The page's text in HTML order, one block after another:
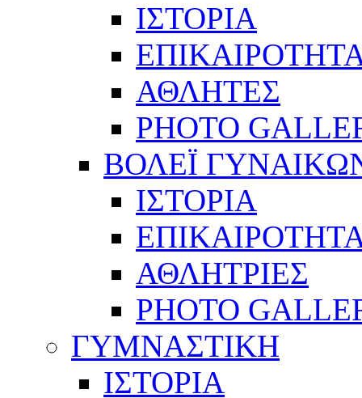
ΙΣΤΟΡΙΑ
ΑΘΛΗΤΕΣ
PHOTO
ΒΟΛΕΪ
ΙΣΤΟΡΙΑ
ΑΘΛΗΤΡΙΕΣ
PHOTO
ΓΥΜΝΑΣΤΙΚΗ
ΙΣΤΟΡΙΑ